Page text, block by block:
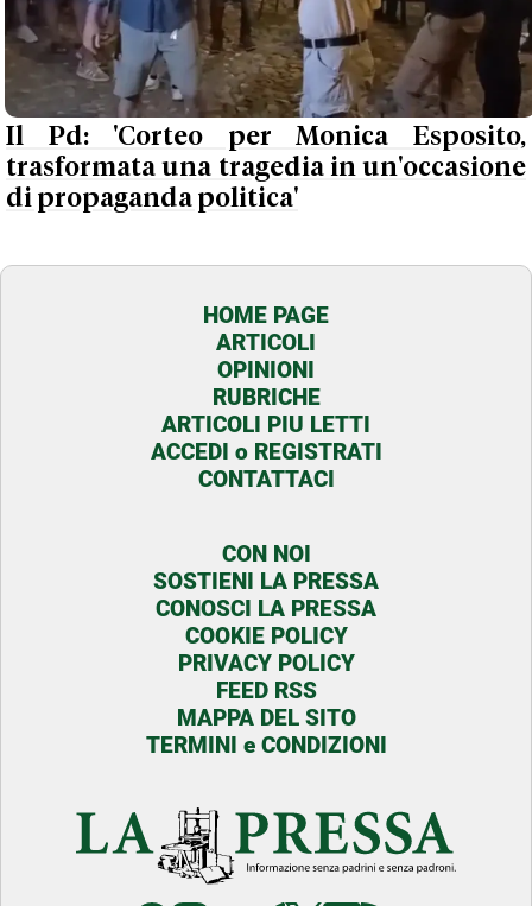
Il Pd: 'Corteo per Monica Esposito,
trasformata una tragedia in un'occasione
di propaganda politica'
HOME PAGE
ARTICOLI
OPINIONI
RUBRICHE
ARTICOLI PIU LETTI
ACCEDI o REGISTRATI
CONTATTACI
CON NOI
SOSTIENI LA PRESSA
CONOSCI LA PRESSA
COOKIE POLICY
PRIVACY POLICY
FEED RSS
MAPPA DEL SITO
TERMINI e CONDIZIONI